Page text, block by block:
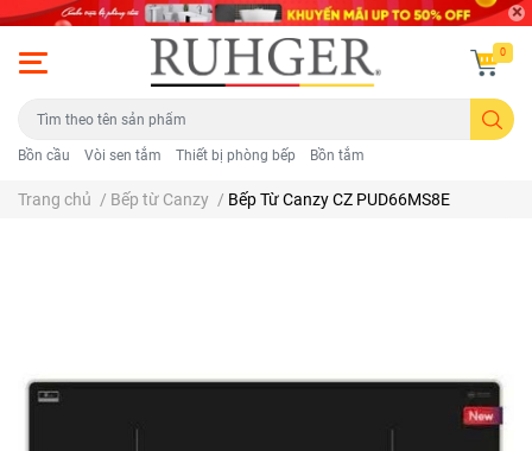
Bồn cầu Vòi sen tắm Thiết bị phòng bếp Bồn tắm
0
Trang chủ / Bếp từ Canzy / Bếp Từ Canzy CZ PUD66MS8E